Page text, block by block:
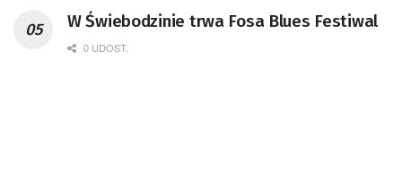
W Świebodzinie trwa Fosa Blues Festiwal
0 UDOST.